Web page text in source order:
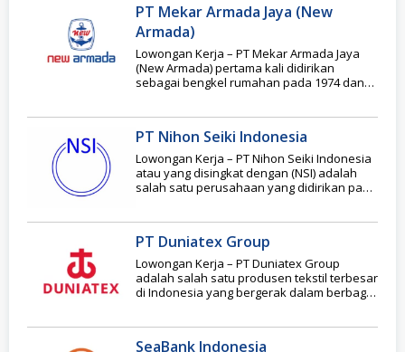
PT Mekar Armada Jaya (New
Armada)
Lowongan Kerja – PT Mekar Armada Jaya
(New Armada) pertama kali didirikan
sebagai bengkel rumahan pada 1974 dan
PT Nihon Seiki Indonesia
Lowongan Kerja – PT Nihon Seiki Indonesia
atau yang disingkat dengan (NSI) adalah
salah satu perusahaan yang didirikan pada
PT Duniatex Group
Lowongan Kerja – PT Duniatex Group
adalah salah satu produsen tekstil terbesar
di Indonesia yang bergerak dalam berbagai
SeaBank Indonesia